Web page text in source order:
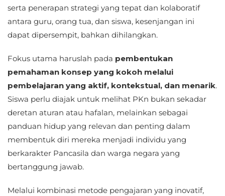
serta penerapan strategi yang tepat dan kolaboratif
antara guru, orang tua, dan siswa, kesenjangan ini
dapat dipersempit, bahkan dihilangkan.
Fokus utama haruslah pada pembentukan
pemahaman konsep yang kokoh melalui
pembelajaran yang aktif, kontekstual, dan menarik.
Siswa perlu diajak untuk melihat PKn bukan sekadar
deretan aturan atau hafalan, melainkan sebagai
panduan hidup yang relevan dan penting dalam
membentuk diri mereka menjadi individu yang
berkarakter Pancasila dan warga negara yang
bertanggung jawab.
Melalui kombinasi metode pengajaran yang inovatif,